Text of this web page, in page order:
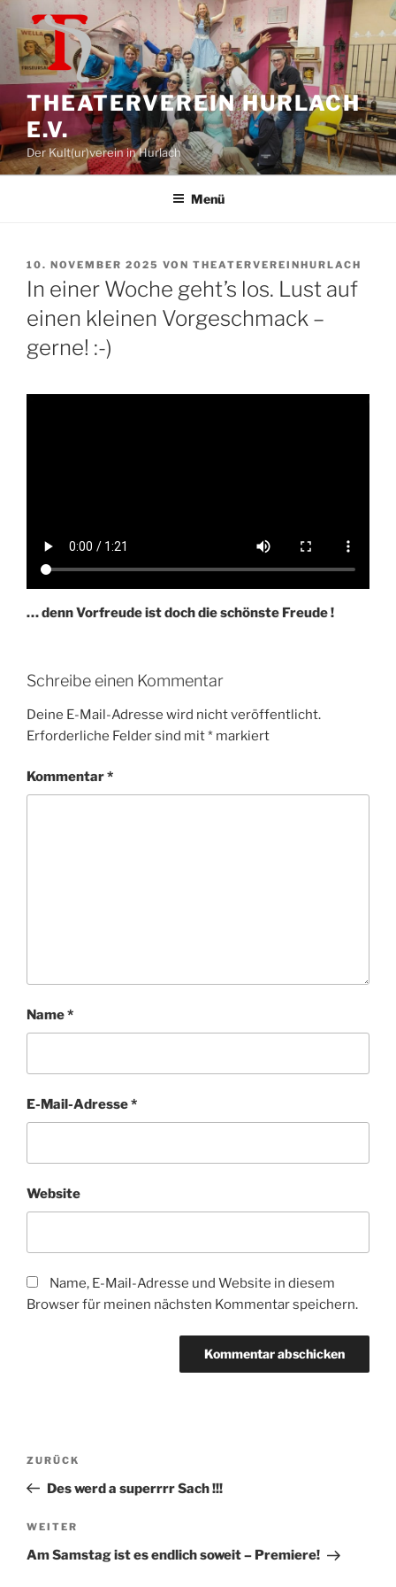
Zum
Inhalt
springen
THEATERVEREIN HURLACH
E.V.
Der Kult(ur)verein in Hurlach
Menü
VERÖFFENTLICHT
AM
10. NOVEMBER 2025 VON THEATERVEREINHURLACH
In einer Woche geht’s los. Lust auf
einen kleinen Vorgeschmack –
gerne! :-)
… denn Vorfreude ist doch die schönste Freude !
Schreibe einen Kommentar
Deine E-Mail-Adresse wird nicht veröffentlicht.
Erforderliche Felder sind mit* markiert
Kommentar*
Name*
E-Mail-Adresse*
Website
Name, E-Mail-Adresse und Website in diesem
Browser für meinen nächsten Kommentar speichern.
Beitragsnavigation
Vorheriger
Beitrag
ZURÜCK
Des werd a superrrr Sach !!!
Nächster
Beitrag
WEITER
Am Samstag ist es endlich soweit – Premiere!